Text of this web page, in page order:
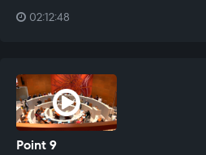
02:12:48
Point 9